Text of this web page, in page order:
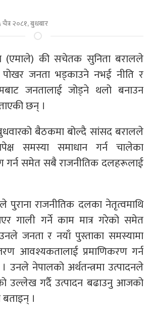
चैत्र २०८१, बुधबार
(एमाले) की सचेतक सुनिता बरालले
पोखर जनता भड्काउने नभई नीति र
जनतालाई जोड्ने थलो बनाउन
छन् ।
बैठकमा बोल्दै सांसद बरालले
समस्या समाधान गर्न चालेका
समेत सबै राजनीतिक दलहरूलाई
राजनीतिक दलका नेतृत्वमाथि
गाली गर्ने काम मात्र गरेको समेत
जनता र नयाँ पुस्ताका समस्यामा
आवश्यकतालाई प्रमाणिकरण गर्न
उनले नेपालको अर्थतन्त्रमा उत्पादनले
उल्लेख गर्दै उत्पादन बढाउनु आजको
।